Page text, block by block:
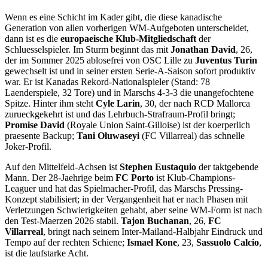
Wenn es eine Schicht im Kader gibt, die diese kanadische
Generation von allen vorherigen WM-Aufgeboten unterscheidet,
dann ist es die europaeische Klub-Mitgliedschaft der
Schluesselspieler. Im Sturm beginnt das mit Jonathan David, 26,
der im Sommer 2025 ablosefrei von OSC Lille zu Juventus Turin
gewechselt ist und in seiner ersten Serie-A-Saison sofort produktiv
war. Er ist Kanadas Rekord-Nationalspieler (Stand: 78
Laenderspiele, 32 Tore) und in Marschs 4-3-3 die unangefochtene
Spitze. Hinter ihm steht Cyle Larin, 30, der nach RCD Mallorca
zurueckgekehrt ist und das Lehrbuch-Strafraum-Profil bringt;
Promise David (Royale Union Saint-Gilloise) ist der koerperlich
praesente Backup; Tani Oluwaseyi (FC Villarreal) das schnelle
Joker-Profil.
Auf den Mittelfeld-Achsen ist Stephen Eustaquio der taktgebende
Mann. Der 28-Jaehrige beim FC Porto ist Klub-Champions-
Leaguer und hat das Spielmacher-Profil, das Marschs Pressing-
Konzept stabilisiert; in der Vergangenheit hat er nach Phasen mit
Verletzungen Schwierigkeiten gehabt, aber seine WM-Form ist nach
den Test-Maerzen 2026 stabil. Tajon Buchanan, 26, FC
Villarreal, bringt nach seinem Inter-Mailand-Halbjahr Eindruck und
Tempo auf der rechten Schiene; Ismael Kone, 23, Sassuolo Calcio,
ist die laufstarke Acht.